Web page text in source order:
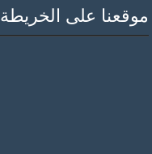
موقعنا على الخريطة